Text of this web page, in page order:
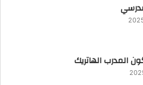
المدرب الهاتريك